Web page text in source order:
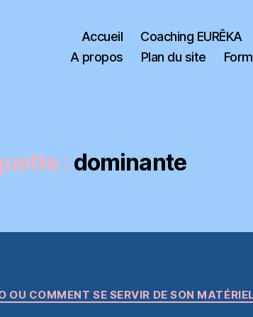
Accueil Coaching EURÊKA
A propos
Plan du site
: dominante
Catégories
OU COMMENT SE SERVIR DE SON MATÉRIEL